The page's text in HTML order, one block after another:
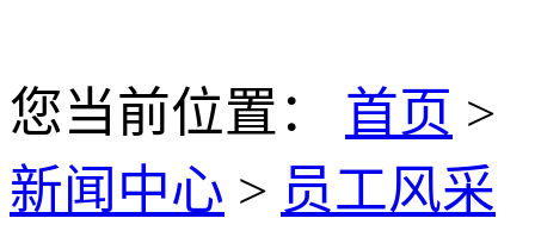
您当前位置： 首页 >
新闻中心 > 员工风采